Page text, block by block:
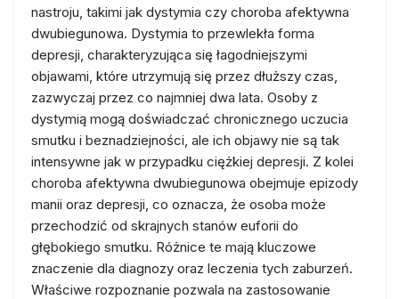
nastroju, takimi jak dystymia czy choroba afektywna
dwubiegunowa. Dystymia to przewlekła forma
depresji, charakteryzująca się łagodniejszymi
objawami, które utrzymują się przez dłuższy czas,
zazwyczaj przez co najmniej dwa lata. Osoby z
dystymią mogą doświadczać chronicznego uczucia
smutku i beznadziejności, ale ich objawy nie są tak
intensywne jak w przypadku ciężkiej depresji. Z kolei
choroba afektywna dwubiegunowa obejmuje epizody
manii oraz depresji, co oznacza, że osoba może
przechodzić od skrajnych stanów euforii do
głębokiego smutku. Różnice te mają kluczowe
znaczenie dla diagnozy oraz leczenia tych zaburzeń.
Właściwe rozpoznanie pozwala na zastosowanie